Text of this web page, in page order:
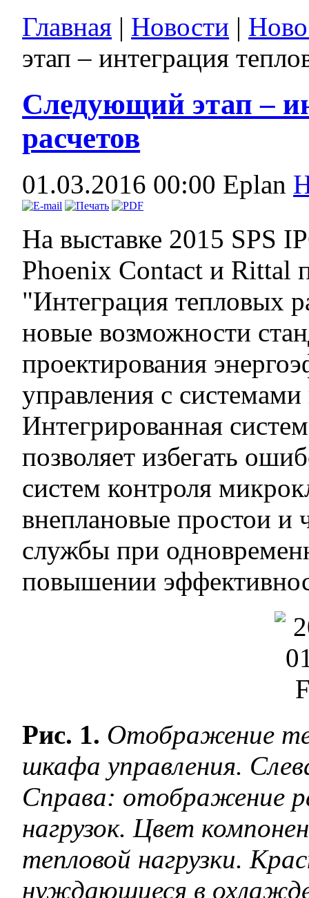
Главная | Новости |
этап – интеграция
Следующий этап –
расчетов
01.03.2016 00:00 Eplan
На выставке 2015 SPS
Phoenix Contact и Rittal
"Интеграция тепловых
новые возможности
проектирования
управления с
Интегрированная
позволяет избегать
систем контроля
внеплановые простои и
службы при
повышении
Рис. 1. Отображение
шкафа управления.
Справа: отображение
нагрузок. Цвет
тепловой нагрузки.
нуждающиеся в